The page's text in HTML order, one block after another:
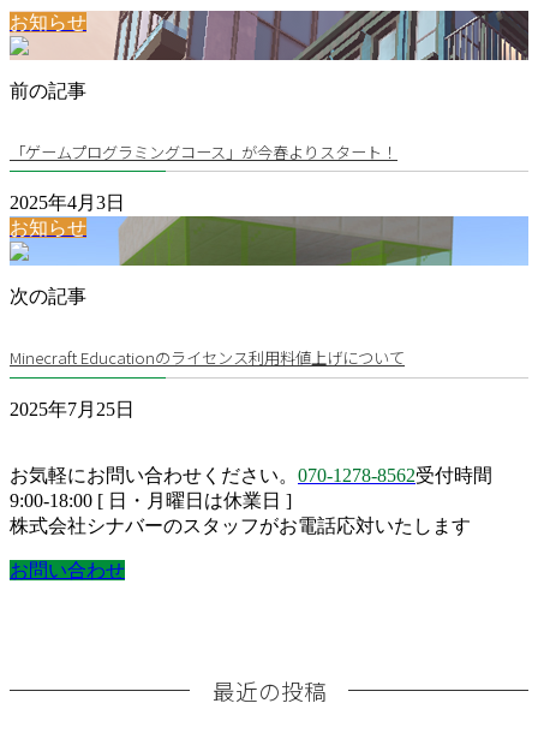
お知らせ
前の記事
「ゲームプログラミングコース」が今春よりスタート！
2025年4月3日
お知らせ
次の記事
Minecraft Educationのライセンス利用料値上げについて
2025年7月25日
お気軽にお問い合わせください。 070-1278-8562受付時間
9:00-18:00 [ 日・月曜日は休業日 ]
株式会社シナバーのスタッフがお電話応対いたします
お問い合わせ
最近の投稿